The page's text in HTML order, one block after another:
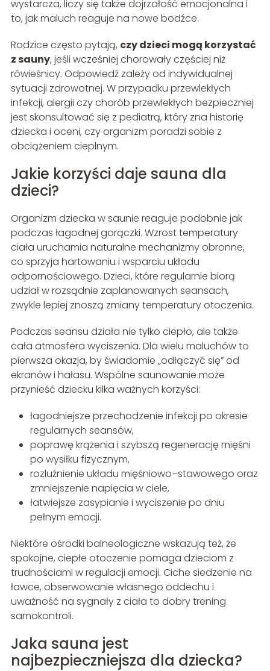
wystarcza, liczy się także dojrzałość emocjonalna i
to, jak maluch reaguje na nowe bodźce.
Rodzice często pytają, czy dzieci mogą korzystać
z sauny, jeśli wcześniej chorowały częściej niż
rówieśnicy. Odpowiedź zależy od indywidualnej
sytuacji zdrowotnej. W przypadku przewlekłych
infekcji, alergii czy chorób przewlekłych bezpieczniej
jest skonsultować się z pediatrą, który zna historię
dziecka i oceni, czy organizm poradzi sobie z
obciążeniem cieplnym.
Jakie korzyści daje sauna dla
dzieci?
Organizm dziecka w saunie reaguje podobnie jak
podczas łagodnej gorączki. Wzrost temperatury
ciała uruchamia naturalne mechanizmy obronne,
co sprzyja hartowaniu i wsparciu układu
odpornościowego. Dzieci, które regularnie biorą
udział w rozsądnie zaplanowanych seansach,
zwykle lepiej znoszą zmiany temperatury otoczenia.
Podczas seansu działa nie tylko ciepło, ale także
cała atmosfera wyciszenia. Dla wielu maluchów to
pierwsza okazja, by świadomie „odłączyć się” od
ekranów i hałasu. Wspólne saunowanie może
przynieść dziecku kilka ważnych korzyści:
łagodniejsze przechodzenie infekcji po okresie
regularnych seansów,
poprawę krążenia i szybszą regenerację mięśni
po wysiłku fizycznym,
rozluźnienie układu mięśniowo–stawowego oraz
zmniejszenie napięcia w ciele,
łatwiejsze zasypianie i wyciszenie po dniu
pełnym emocji.
Niektóre ośrodki balneologiczne wskazują też, że
spokojne, ciepłe otoczenie pomaga dzieciom z
trudnościami w regulacji emocji. Ciche siedzenie na
ławce, obserwowanie własnego oddechu i
uważność na sygnały z ciała to dobry trening
samokontroli.
Jaka sauna jest
najbezpieczniejsza dla dziecka?